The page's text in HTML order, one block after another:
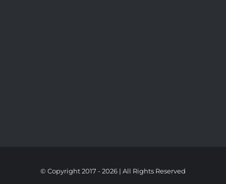
© Copyright 2017 -2026 | All Rights Reserved